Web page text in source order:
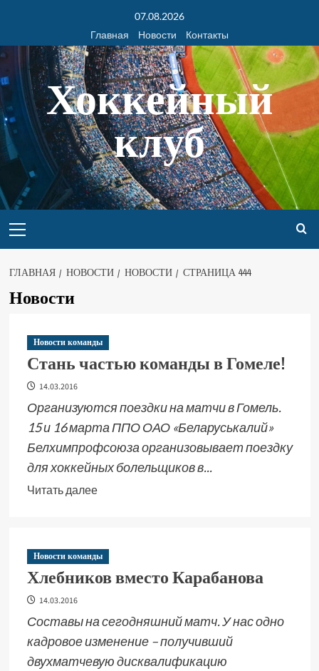
07.08.2026
Главная
Новости Контакты
Хоккейный
клуб
ГЛАВНАЯ НОВОСТИ НОВОСТИ СТРАНИЦА 444
Новости
Новости команды
Стань частью команды в Гомеле!
14.03.2016
Организуются поездки на матчи в Гомель.
15 и 16 марта ППО ОАО «Беларуськалий»
Белхимпрофсоюза организовывает поездку
для хоккейных болельщиков в...
Читать далее
Новости команды
Хлебников вместо Карабанова
14.03.2016
Составы на сегодняшний матч. У нас одно
кадровое изменение – получивший
двухматчевую дисквалификацию